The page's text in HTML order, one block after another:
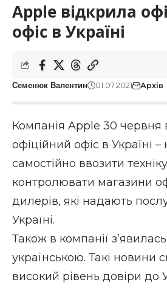
Apple відкрила
офіс в Україні
Семенюк Валентин 01.07.2021 Архів
Компанія Apple 30 червня
офіційний офіс в Україні
самостійно ввозити
контролювати магазини
дилерів, які надають
Україні.
Також в компанії
українською. Такі новини
високий рівень довіри до